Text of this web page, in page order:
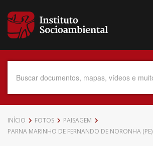
para
conteúdo
Data do Documento
INÍCIO FOTOS
PAISAGEM
PARNA MARINHO DE FERNANDO DE NORONHA (PE)